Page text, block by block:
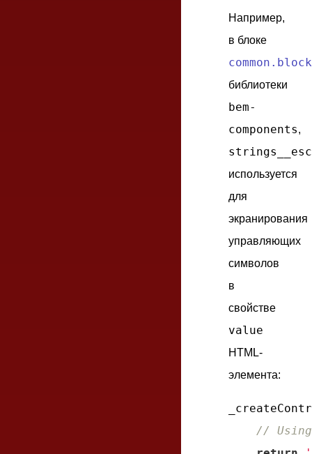
Например,
в блоке
библиотеки
bem-
components,
используется
для
экранирования
управляющих
символов
в
свойстве
value
HTML-
элемента:
//